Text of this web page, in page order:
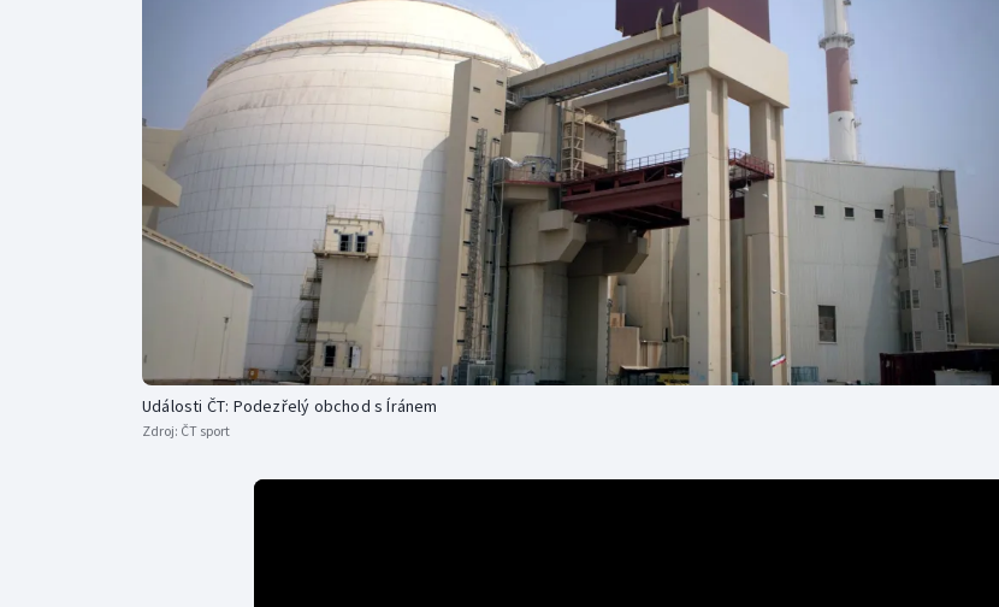
Curling
Dostihy
Florbal
Futsal
Golf
Gymnastika
Moderní pětiboj
Motorsport
Olympijské hry
Parasport
Plavání
Plážový volejbal
Volejbal
Ostatní
Události ČT: Podezřelý obchod s Íránem
Zdroj: ČT sport